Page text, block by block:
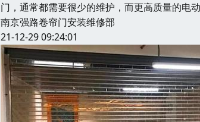
门，通常都需要很少的维护，而更高质量的电
南京强路卷帘门安装维修部
21-12-29 09:24:01